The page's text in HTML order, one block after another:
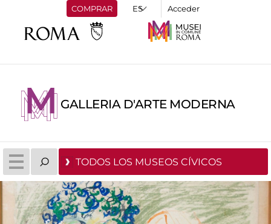
COMPRAR Acceder
GALLERIA D'ARTE MODERNA
TODOS LOS MUSEOS CÍVICOS